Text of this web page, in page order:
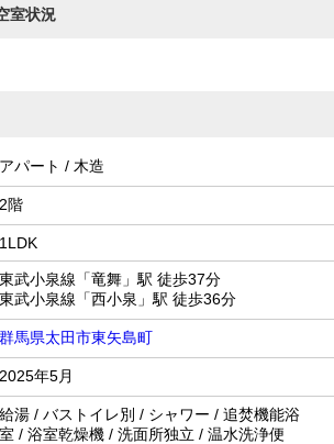
室状況
アパート / 木造
2階
1LDK
東武小泉線「竜舞」駅 徒歩37分
東武小泉線「西小泉」駅 徒歩36分
群馬県太田市東矢島町
2025年5月
給湯 / バストイレ別 / シャワー / 追焚機能浴
室 / 浴室乾燥機 / 洗面所独立 / 温水洗浄便